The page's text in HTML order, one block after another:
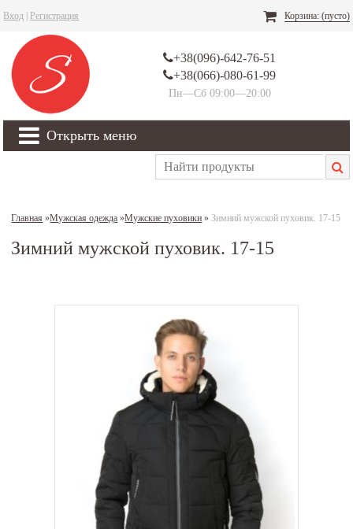
Вход Регистрация Корзина: (пусто)
+38(096)-642-76-51
+38(066)-080-61-99
Пн—Сб 09:00—20:00
Открыть меню
Главная »Мужская одежда »Мужские пуховики »Зимний мужской пуховик. 17-15
Зимний мужской пуховик. 17-15